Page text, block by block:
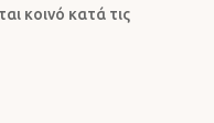
κοινό κατά τις